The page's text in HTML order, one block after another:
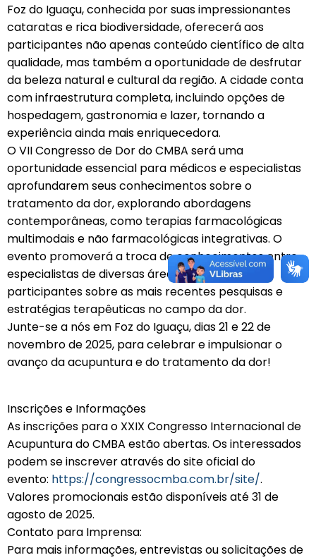
Foz do Iguaçu, conhecida por suas impressionantes
cataratas e rica biodiversidade, oferecerá aos
participantes não apenas conteúdo científico de alta
qualidade, mas também a oportunidade de desfrutar
da beleza natural e cultural da região. A cidade conta
com infraestrutura completa, incluindo opções de
hospedagem, gastronomia e lazer, tornando a
experiência ainda mais enriquecedora.
O VII Congresso de Dor do CMBA será uma
oportunidade essencial para médicos e especialistas
aprofundarem seus conhecimentos sobre o
tratamento da dor, explorando abordagens
contemporâneas, como terapias farmacológicas
multimodais e não farmacológicas integrativas. O
evento promoverá a troca de conhecimentos entre
especialistas de diversas áreas, atualizando os
participantes sobre as mais recentes pesquisas e
estratégias terapêuticas no campo da dor.
Junte-se a nós em Foz do Iguaçu, dias 21 e 22 de
novembro de 2025, para celebrar e impulsionar o
avanço da acupuntura e do tratamento da dor!
Inscrições e Informações
As inscrições para o XXIX Congresso Internacional de
Acupuntura do CMBA estão abertas. Os interessados
podem se inscrever através do site oficial do
evento: https://congressocmba.com.br/site/.
Valores promocionais estão disponíveis até 31 de
agosto de 2025.
Contato para Imprensa:
Para mais informações, entrevistas ou solicitações de